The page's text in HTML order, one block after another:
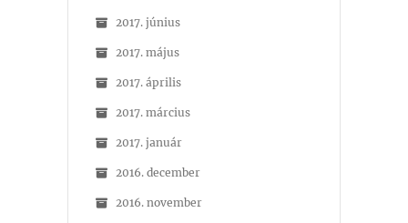
2017. június
2017. május
2017. április
2017. március
2017. január
2016. december
2016. november